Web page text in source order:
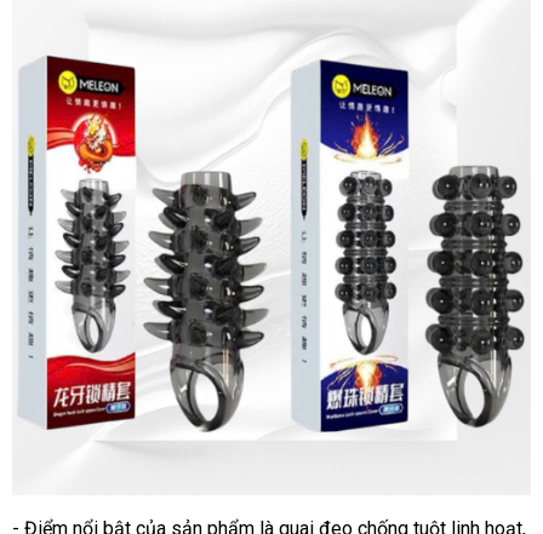
- Điểm nổi bật của sản phẩm là quai đeo chống tuột linh hoạt,